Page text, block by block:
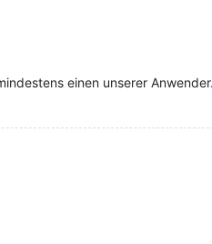
einen unserer